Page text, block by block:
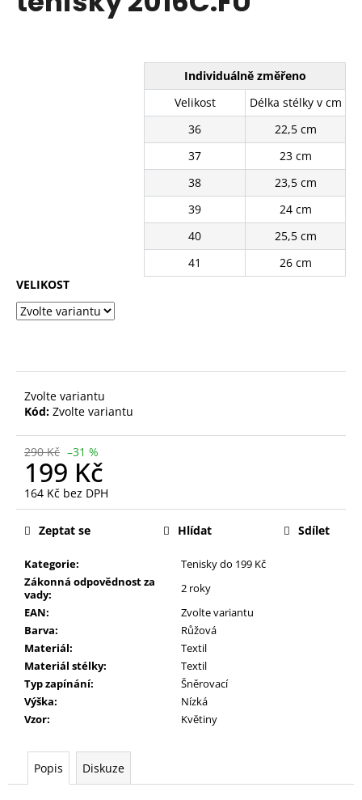
z
Individuálně změřeno
Velikost
Délka stélky v cm
36
22,5 cm
37
23 cm
38
23,5 cm
39
24 cm
40
25,5 cm
41
26 cm
VELIKOST
Zvolte variantu
Kód: Zvolte variantu
290 Kč –31 %
199 Kč
164 Kč bez DPH
Měrná
Kategorie:
Tenisky do 199 Kč
Zákonná odpovědnost za
vady:
2 roky
EAN:
Zvolte variantu
Barva:
Růžová
Materiál:
Textil
Materiál stélky:
Textil
Typ zapínání:
Šněrovací
Výška:
Nízká
Vzor:
Květiny
Zeptat se Hlídat Sdílet
Popis Diskuze